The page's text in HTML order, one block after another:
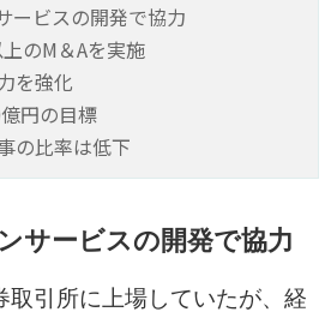
ービスの開発で協力
のM＆Aを実施
を強化
円の目標
の比率は低下
サービスの開発で協力
取引所に上場していたが、経